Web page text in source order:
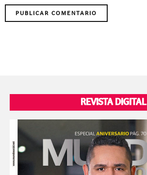
REVISTA DIGITAL